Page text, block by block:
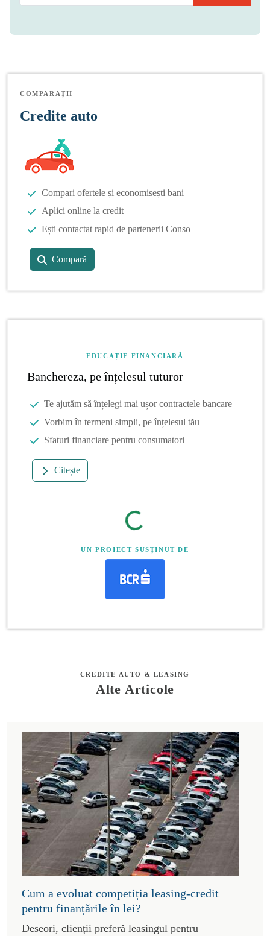
COMPARAȚII
Credite auto
Compari ofertele și economisești bani
Aplici online la credit
Ești contactat rapid de partenerii Conso
Compară
EDUCAȚIE FINANCIARĂ
Banchereza, pe înțelesul tuturor
Te ajutăm să înțelegi mai ușor contractele bancare
Vorbim în termeni simpli, pe înțelesul tău
Sfaturi financiare pentru consumatori
Citește
UN PROIECT SUSȚINUT DE
CREDITE AUTO & LEASING
Alte Articole
Cum a evoluat competiția leasing-credit
pentru finanțările în lei?
Deseori, clienții preferă leasingul pentru